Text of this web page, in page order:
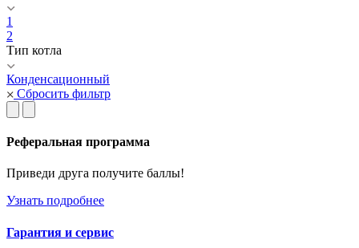
1
2
Тип котла
Конденсационный
Сбросить фильтр
Реферальная программа
Приведи друга получите баллы!
Узнать подробнее
Гарантия и сервис